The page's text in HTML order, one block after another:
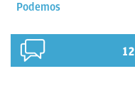
Podemos
12